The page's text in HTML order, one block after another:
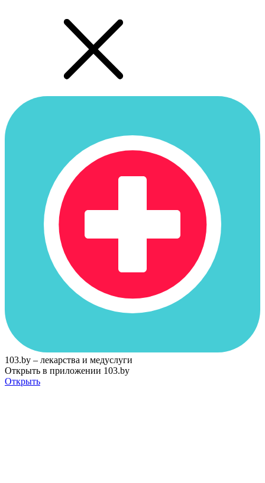
103.by – лекарства и медуслуги
Открыть в приложении 103.by
Открыть